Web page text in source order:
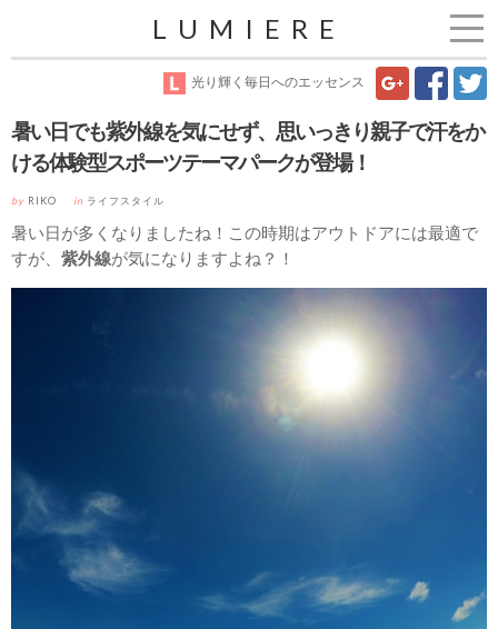
LUMIERE
光り輝く毎日へのエッセンス
暑い日でも紫外線を気にせず、思いっきり親子で汗をか
ける体験型スポーツテーマパークが登場！
by RIKO in ライフスタイル
暑い日が多くなりましたね！この時期はアウトドアには最適で
すが、 紫外線が気になりますよね？！